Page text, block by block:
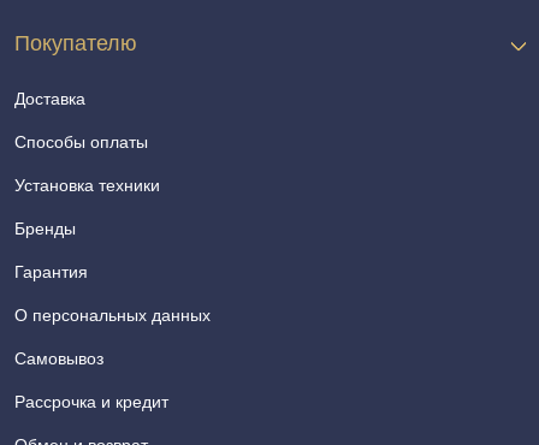
Покупателю
Доставка
Способы оплаты
Установка техники
Бренды
Гарантия
О персональных данных
Самовывоз
Рассрочка и кредит